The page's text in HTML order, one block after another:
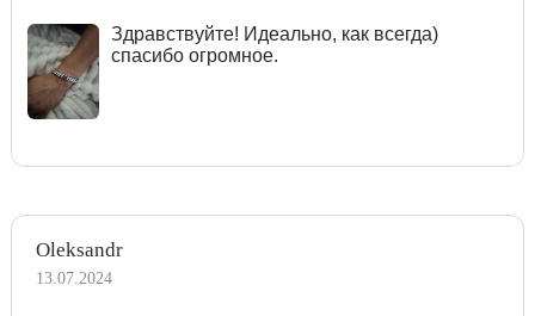
Здравствуйте! Идеально, как всегда)
спасибо огромное.
Oleksandr
13.07.2024